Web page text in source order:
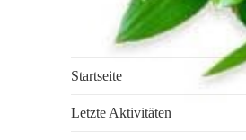
susanowo.info
Startseite
Letzte Aktivitäten